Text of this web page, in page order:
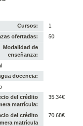
Cursos:
1
ofertadas:
50
Modalidad de
enseñanza:
docencia:
del crédito
matrícula:
35.34€
del crédito
matrícula
70.68€